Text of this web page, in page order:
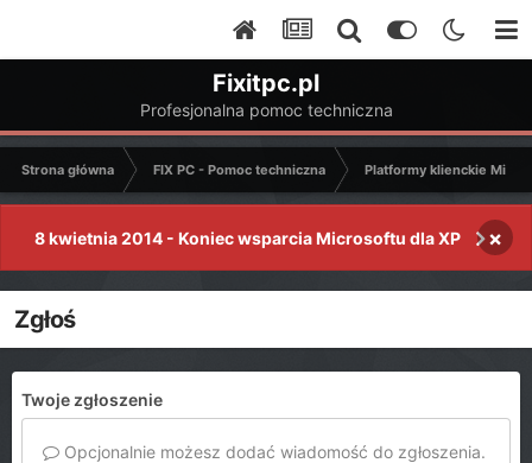
Fixitpc.pl
Profesjonalna pomoc techniczna
Strona główna FIX PC - Pomoc techniczna Platformy klienckie
8 kwietnia 2014 - Koniec wsparcia Microsoftu dla XP ×
Zgłoś
Twoje zgłoszenie
Opcjonalnie możesz dodać wiadomość do zgłoszenia.